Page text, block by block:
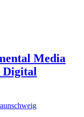
Media
Digital